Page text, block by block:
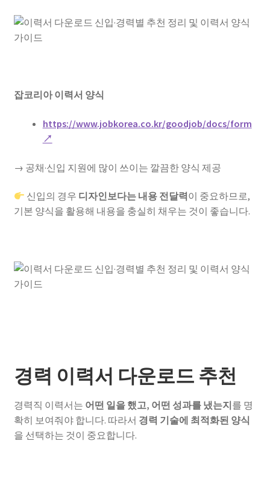
잡코리아 이력서 양식
https://www.jobkorea.co.kr/goodjob/docs/form
↗
→ 공채·신입 지원에 많이 쓰이는 깔끔한 양식 제공
신입의 경우 디자인보다는 내용 전달력이 중요하므로,
기본 양식을 활용해 내용을 충실히 채우는 것이 좋습니다.
경력 이력서 다운로드 추천
경력직 이력서는 어떤 일을 했고, 어떤 성과를 냈는지를 명
확히 보여줘야 합니다. 따라서 경력 기술에 최적화된 양식
을 선택하는 것이 중요합니다.